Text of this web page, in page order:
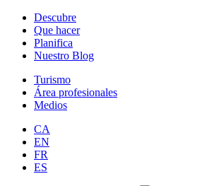
Descubre
Que hacer
Planifica
Nuestro Blog
Turismo
Área profesionales
Medios
CA
EN
FR
ES